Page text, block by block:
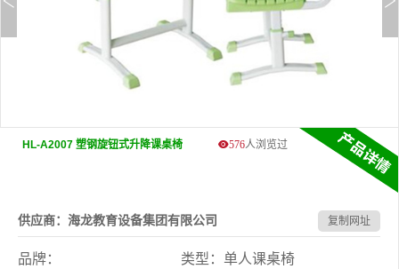
HL-A2007 塑钢旋钮式升降课桌椅 576人浏览过
供应商：海龙教育设备集团有限公司 复制网址
品牌： 类型：单人课桌椅